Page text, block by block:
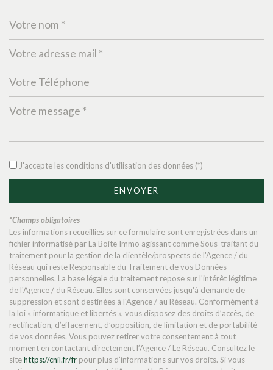
Cinéma
Collège
École primaire
Lycée
Bibliothèque
Bureau de poste
Mairie
statistiques
J'accepte les conditions d'utilisation des données (*)
ENVOYER
*Champs obligatoires
Les informations recueillies sur ce formulaire sont enregistrées dans un
fichier informatisé par La Boite Immo agissant comme Sous-traitant du
traitement pour la gestion de la clientèle/prospects de l'Agence / du
Réseau qui reste Responsable du Traitement de vos Données
personnelles. La base légale du traitement repose sur l'intérêt légitime
de l'Agence / du Réseau. Elles sont conservées jusqu'à demande de
suppression et sont destinées à l'Agence / au Réseau. Conformément à
la loi « informatique et libertés », vous disposez des droits d’accès, de
rectification, d’effacement, d’opposition, de limitation et de portabilité
de vos données. Vous pouvez retirer votre consentement à tout
moment en contactant directement l’Agence / Le Réseau. Consultez le
sitehttps://cnil.fr/fr pour plus d’informations sur vos droits. Si vous